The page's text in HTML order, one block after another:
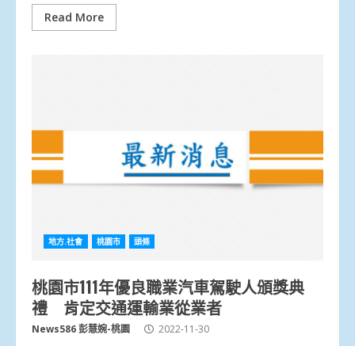
Read More
地方.社會 桃園市 頭條
桃園市111年優良職業汽車駕駛人頒獎典
禮 肯定交通運輸業從業者
News586 彭慧婉-桃園 2022-11-30